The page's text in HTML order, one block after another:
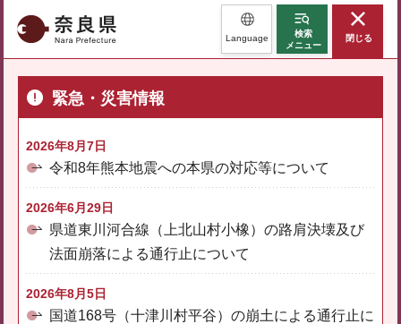
奈良県 Language
検索
メニュー
閉じる
緊急・災害情報
2026年8月7日
令和8年熊本地震への本県の対応等について
2026年6月29日
県道東川河合線（上北山村小橡）の路肩決壊及び
法面崩落による通行止について
2026年8月5日
国道168号（十津川村平谷）の崩土による通行止に